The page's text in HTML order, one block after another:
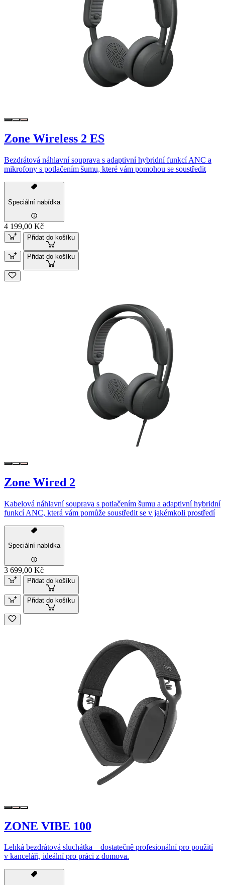
Zone Wireless 2 ES
Bezdrátová náhlavní souprava s adaptivní hybridní funkcí ANC a
mikrofony s potlačením šumu, které vám pomohou se soustředit
Speciální nabídka
4 199,00 Kč
Přidat do košíku
Přidat do košíku
Zone Wired 2
Kabelová náhlavní souprava s potlačením šumu a adaptivní hybridní
funkcí ANC, která vám pomůže soustředit se v jakémkoli prostředí
Speciální nabídka
3 699,00 Kč
Přidat do košíku
Přidat do košíku
ZONE VIBE 100
Lehká bezdrátová sluchátka – dostatečně profesionální pro použití
v kanceláři, ideální pro práci z domova.